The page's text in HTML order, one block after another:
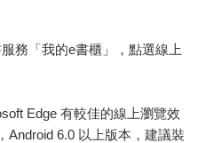
務「我的e書櫃」，點選線上
Edge 有較佳的線上瀏覽效
Android 6.0 以上版本，建議裝